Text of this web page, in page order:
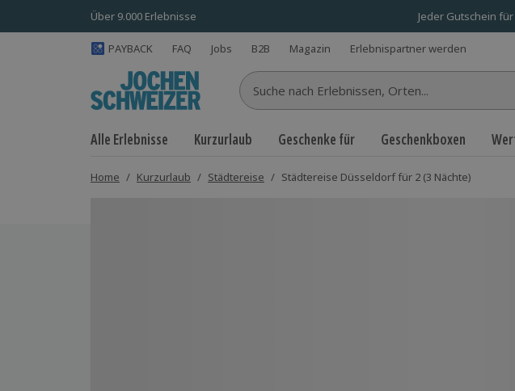
Über 9.000 Erlebnisse Jeder Gutschein
PAYBACK FAQ Jobs B2B Magazin Erlebnispartner werden
Suche nach Erlebnissen...
Alle Erlebnisse Kurzurlaub Geschenke für Geschenkboxen
Home / Kurzurlaub / Städtereise / Städtereise Düsseldorf für 2 (3 Nächte)